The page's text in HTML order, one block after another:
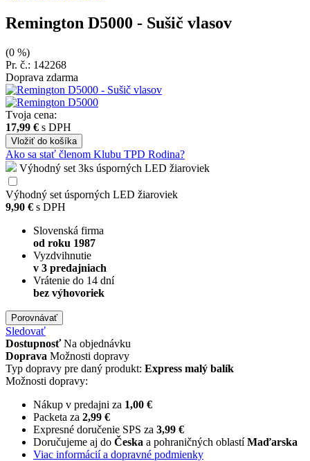
Remington D5000 - Sušič vlasov
(0 %)
Pr. č.: 142268
Doprava zdarma
Tvoja cena:
17,99 € s DPH
Vložiť do košíka
Ako sa stať členom Klubu TPD Rodina?
Výhodný set 3ks úsporných LED žiaroviek
Výhodný set úsporných LED žiaroviek
9,90 € s DPH
Slovenská firma
od roku 1987
Vyzdvihnutie
v 3 predajniach
Vrátenie do 14 dní
bez výhovoriek
Porovnávať
Sledovať
Dostupnosť Na objednávku
Doprava Možnosti dopravy
Typ dopravy pre daný produkt: Express malý balík
Možnosti dopravy:
Nákup v predajni za 1,00 €
Packeta za 2,99 €
Expresné doručenie SPS za 3,99 €
Doručujeme aj do Česka a pohraničných oblastíMaďarska
Viac informácií a dopravné podmienky